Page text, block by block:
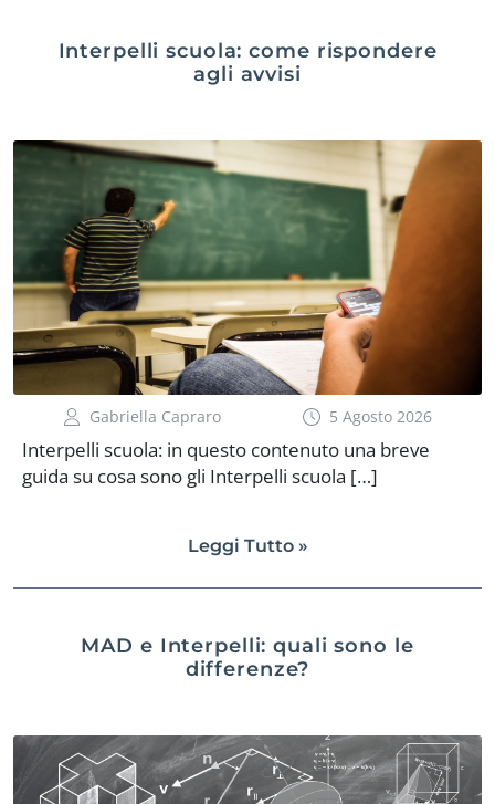
Interpelli scuola: come rispondere
agli avvisi
Gabriella Capraro 5 Agosto 2026
Interpelli scuola: in questo contenuto una breve
guida su cosa sono gli Interpelli scuola […]
Leggi Tutto »
MAD e Interpelli: quali sono le
differenze?